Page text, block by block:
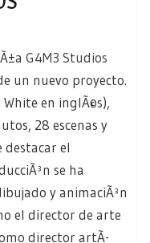
G4M3 Studios
un nuevo proyecto.
White en inglÃ©s),
28 escenas y
destacar el
se ha
y animaciÃ³n
el director de arte
director artÃ­